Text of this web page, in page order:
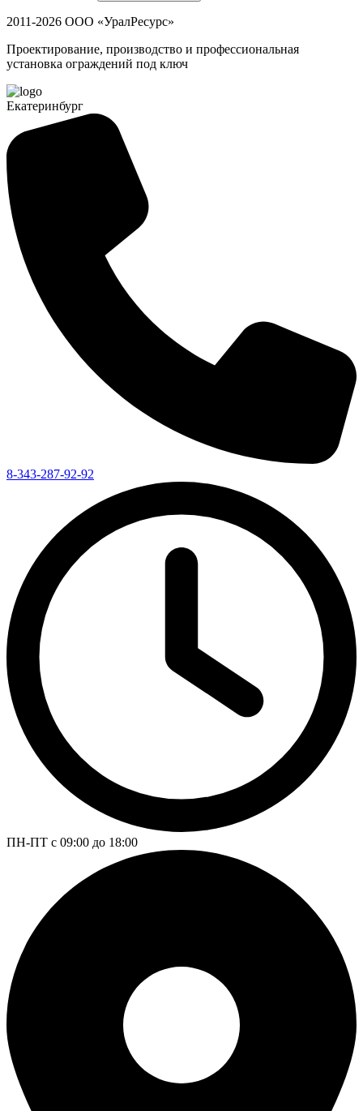
2011-2026 ООО «УралРесурс»
Проектирование, производство и профессиональная
установка ограждений под ключ
Екатеринбург
8-343-287-92-92
ПН-ПТ с 09:00 до 18:00